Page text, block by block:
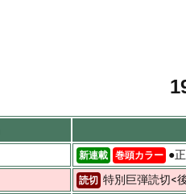
新連載 巻頭カラー ●
読切 特別巨弾読切<